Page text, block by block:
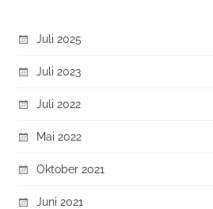
Juli 2025
Juli 2023
Juli 2022
Mai 2022
Oktober 2021
Juni 2021